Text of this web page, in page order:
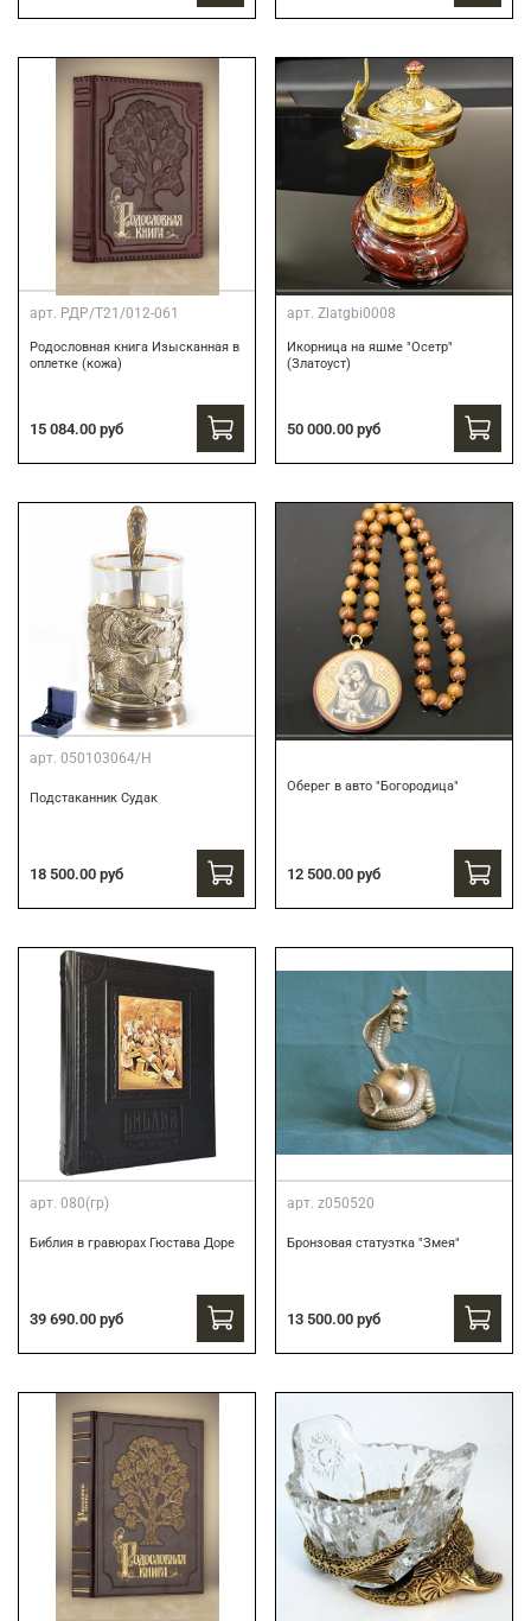
арт. РДР/Т21/012-061
Родословная книга Изысканная в
оплетке (кожа)
15 084.00 руб
арт. Zlatgbi0008
Икорница на яшме "Осетр"
(Златоуст)
50 000.00 руб
арт. 050103064/Н
Подстаканник Судак
18 500.00 руб
Оберег в авто "Богородица"
12 500.00 руб
арт. 080(гр)
Библия в гравюрах Гюстава Доре
39 690.00 руб
арт. z050520
Бронзовая статуэтка "Змея"
13 500.00 руб